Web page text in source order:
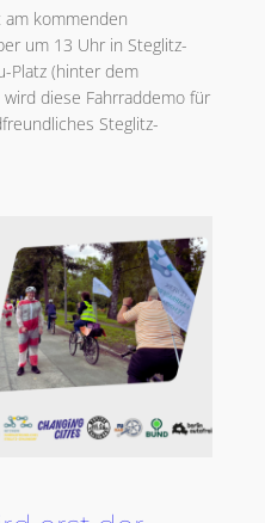
kommenden
um 13 Uhr in Steglitz-
Platz (hinter dem
diese Fahrraddemo für
Steglitz-